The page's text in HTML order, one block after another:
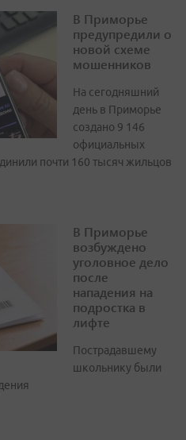
В Приморье
предупредили о
новой схеме
мошенников
На сегодняшний
день в Приморье
создано 9 146
официальных
почти 160 тысяч жильцов
В Приморье
возбуждено
уголовное дело
после
нападения на
подростка в
лифте
Пострадавшему
школьнику были